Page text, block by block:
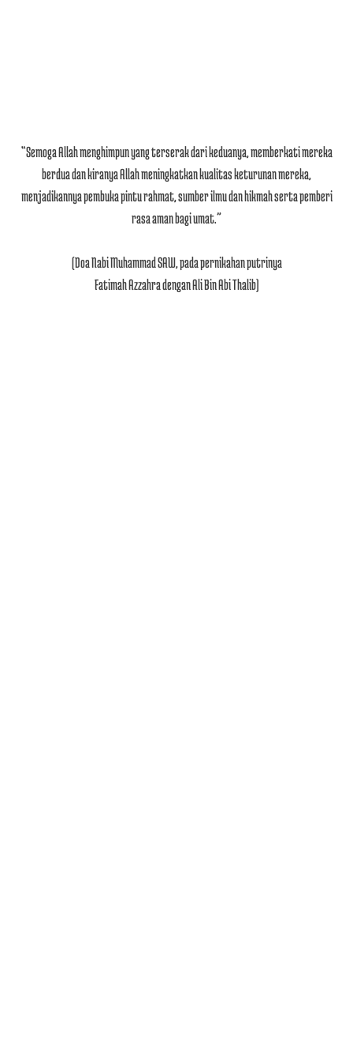
“Semoga Allah menghimpun yang terserak dari keduanya, memberkati mereka
berdua dan kiranya Allah meningkatkan kualitas keturunan mereka,
menjadikannya pembuka pintu rahmat, sumber ilmu dan hikmah serta pemberi
rasa aman bagi umat.”
(Doa Nabi Muhammad SAW, pada pernikahan putrinya
Fatimah Azzahra dengan Ali Bin Abi Thalib)